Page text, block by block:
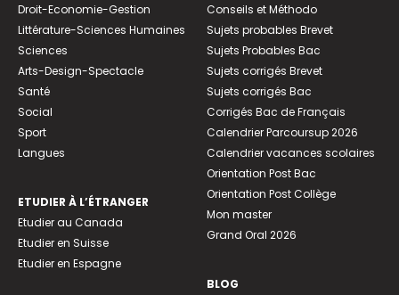
Droit-Economie-Gestion
Littérature-Sciences Humaines
Sciences
Arts-Design-Spectacle
Santé
Social
Sport
Langues
ETUDIER À L’ÉTRANGER
Etudier au Canada
Etudier en Suisse
Etudier en Espagne
Conseils et Méthodo
Sujets probables Brevet
Sujets Probables Bac
Sujets corrigés Brevet
Sujets corrigés Bac
Corrigés Bac de Français
Calendrier Parcoursup 2026
Calendrier vacances scolaires
Orientation Post Bac
Orientation Post Collège
Mon master
Grand Oral 2026
BLOG